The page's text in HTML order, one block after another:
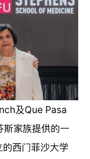
及Que Pasa
家族提供的一
西门菲沙大学